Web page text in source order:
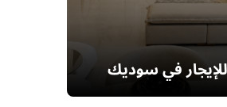
غرف للإيجار في سوديك
الخامس | غرفة ناني